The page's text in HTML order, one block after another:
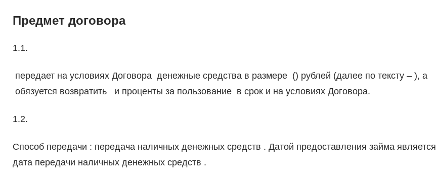
Предмет договора
1.1.
передает на условиях Договора денежные средства в размере () рублей (далее по тексту – ), а
обязуется возвратить и проценты за пользование в срок и на условиях Договора.
1.2.
Способ передачи : передача наличных денежных средств . Датой предоставления займа является
дата передачи наличных денежных средств .